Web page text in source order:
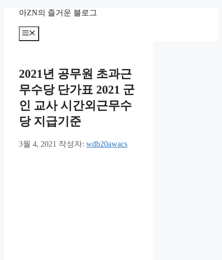
아ZN의 즐거운 블로그
메
뉴
2021년 공무원 초과근
무수당 단가표 2021 군
인 교사 시간외근무수
당 지급기준
3월 4, 2021 작성자: wdb20awacs